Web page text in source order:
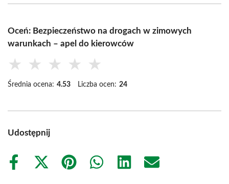
Oceń: Bezpieczeństwo na drogach w zimowych
warunkach – apel do kierowców
★ ★ ★ ★ ★
Średnia ocena: 4.53 Liczba ocen: 24
Udostępnij
Share
Share
Share
Share
Share
Share